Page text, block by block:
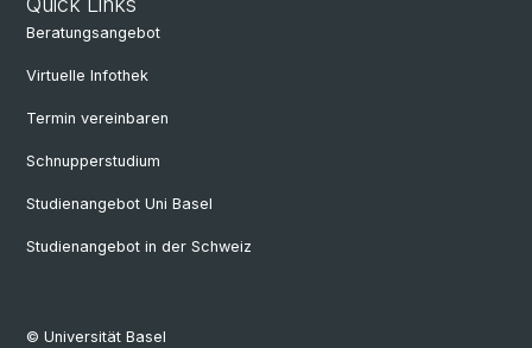
Beratungsangebot
Virtuelle Infothek
Termin vereinbaren
Schnupperstudium
Studienangebot Uni Basel
Studienangebot in der Schweiz
© Universität Basel